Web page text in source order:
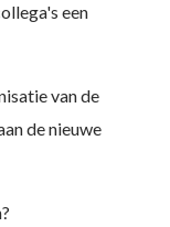
een
van de
de nieuwe